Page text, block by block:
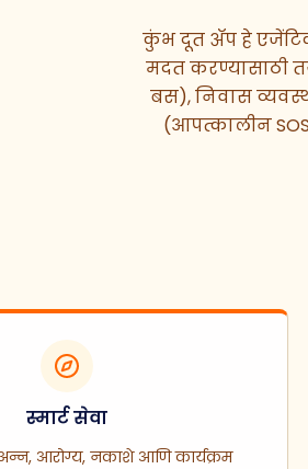
कुंभ दूत ॲप हे एजेंटिक
मदत करण्यासाठी
बस), निवास
(आपत्कालीन
स्मार्ट सेवा
अन्न, आरोग्य, नकाशे आणि कार्यक्रम